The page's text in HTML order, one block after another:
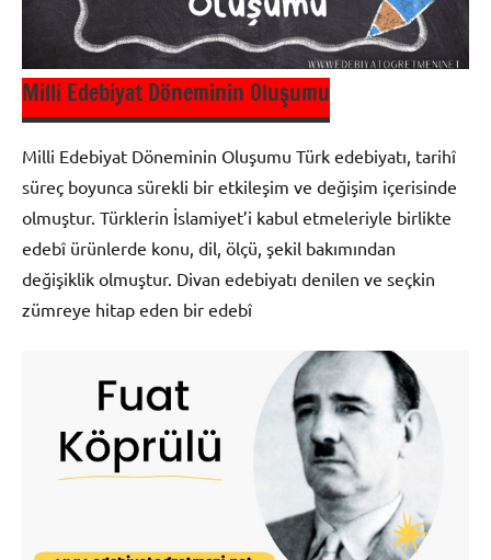
Milli Edebiyat Döneminin Oluşumu
Milli Edebiyat Döneminin Oluşumu Türk edebiyatı, tarihî
süreç boyunca sürekli bir etkileşim ve değişim içerisinde
olmuştur. Türklerin İslamiyet’i kabul etmeleriyle birlikte
edebî ürünlerde konu, dil, ölçü, şekil bakımından
değişiklik olmuştur. Divan edebiyatı denilen ve seçkin
zümreye hitap eden bir edebî